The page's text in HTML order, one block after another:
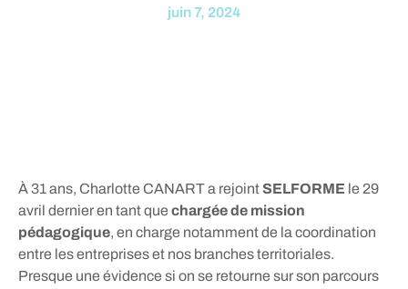
juin 7, 2024
À 31 ans, Charlotte CANART a rejointSELFORME le 29
avril dernier en tant que chargée de mission
pédagogique, en charge notamment de la coordination
entre les entreprises et nos branches territoriales.
Presque une évidence si on se retourne sur son parcours